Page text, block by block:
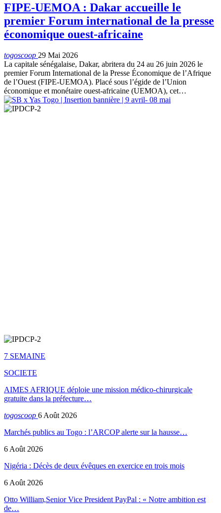
FIPE-UEMOA : Dakar accueille le
premier Forum international de la presse
économique ouest-africaine
togoscoop 29 Mai 2026
La capitale sénégalaise, Dakar, abritera du 24 au 26 juin 2026 le
premier Forum International de la Presse Économique de l’Afrique
de l’Ouest (FIPE-UEMOA). Placé sous l’égide de l’Union
économique et monétaire ouest-africaine (UEMOA), cet…
7 SEMAINE
SOCIETE
AIMES AFRIQUE déploie une mission médico-chirurgicale
gratuite dans la préfecture…
togoscoop 6 Août 2026
Marchés publics au Togo : l’ARCOP alerte sur la hausse…
6 Août 2026
Nigéria : Décès de deux évêques en exercice en trois mois
6 Août 2026
Otto William,Senior Vice President PayPal : « Notre ambition est
de…